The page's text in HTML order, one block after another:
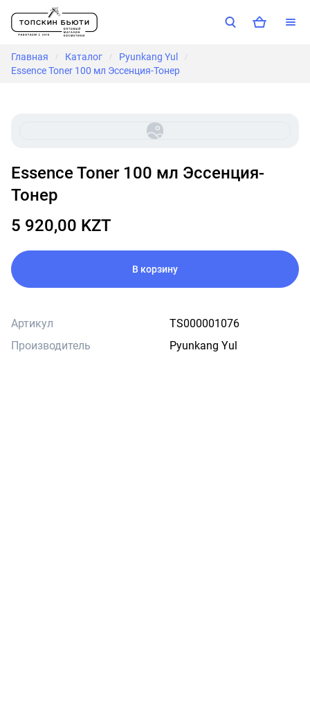
Главная / Каталог / Pyunkang Yul /
Essence Toner 100 мл Эссенция-Тонер
Essence Toner 100 мл Эссенция-
Тонер
5 920,00 KZT
В корзину
Артикул
TS000001076
Производитель
Pyunkang Yul